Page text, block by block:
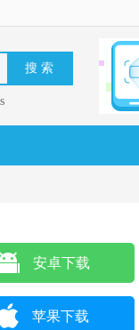
安卓下载
苹果下载